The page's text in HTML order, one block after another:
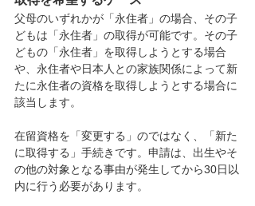
父母のいずれかが「永住者」の場合、その子
どもは「永住者」の取得が可能です。その子
どもの「永住者」を取得しようとする場合
や、永住者や日本人との家族関係によって新
たに永住者の資格を取得しようとする場合に
該当します。
在留資格を「変更する」のではなく、「新た
に取得する」手続きです。申請は、出生やそ
の他の対象となる事由が発生してから30日以
内に行う必要があります。